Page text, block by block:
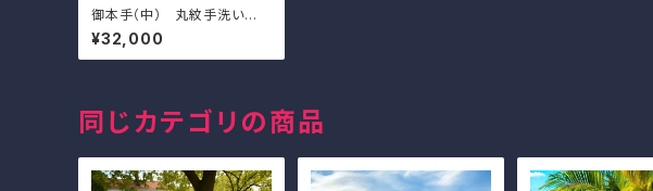
御本手（中） 丸紋手洗い
鉢 排水金具付き
¥32,000
同じカテゴリの商品